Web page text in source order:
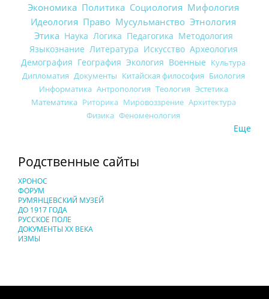
Экономика Политика Социология Мифология
Идеология Право Мусульманство Этнология
Этика Наука Логика Педагогика Методология
Языкознание Литература Искусство Археология
Демография География Экология Военные Культура
Дипломатия Документы Китайская философия Биология
Информатика Антропология Теология Эстетика
Математика Риторика Мировоззрение Архитектура
Физика Феноменология
Еще
Родственные сайты
ХРОНОС
ФОРУМ
РУМЯНЦЕВСКИЙ МУЗЕЙ
ДО 1917 ГОДА
РУССКОЕ ПОЛЕ
ДОКУМЕНТЫ XX ВЕКА
ИЗМЫ